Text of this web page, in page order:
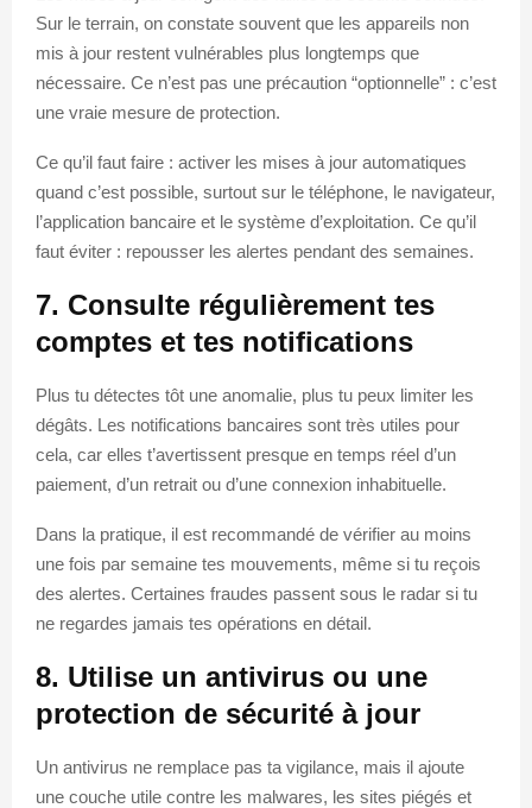
Sur le terrain, on constate souvent que les appareils non
mis à jour restent vulnérables plus longtemps que
nécessaire. Ce n’est pas une précaution “optionnelle” : c’est
une vraie mesure de protection.
Ce qu’il faut faire : activer les mises à jour automatiques
quand c’est possible, surtout sur le téléphone, le navigateur,
l’application bancaire et le système d’exploitation. Ce qu’il
faut éviter : repousser les alertes pendant des semaines.
7. Consulte régulièrement tes
comptes et tes notifications
Plus tu détectes tôt une anomalie, plus tu peux limiter les
dégâts. Les notifications bancaires sont très utiles pour
cela, car elles t’avertissent presque en temps réel d’un
paiement, d’un retrait ou d’une connexion inhabituelle.
Dans la pratique, il est recommandé de vérifier au moins
une fois par semaine tes mouvements, même si tu reçois
des alertes. Certaines fraudes passent sous le radar si tu
ne regardes jamais tes opérations en détail.
8. Utilise un antivirus ou une
protection de sécurité à jour
Un antivirus ne remplace pas ta vigilance, mais il ajoute
une couche utile contre les malwares, les sites piégés et